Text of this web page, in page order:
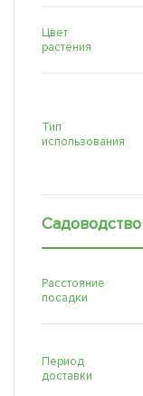
Цвет
растения
Тип
использования
Садоводство
Расстояние
посадки
Период
доставки